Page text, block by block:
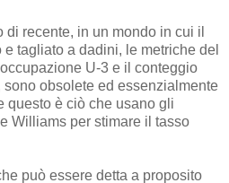
recente, in un mondo in cui il
tagliato a dadini, le metriche del
U-3 e il conteggio
obsolete ed essenzialmente
questo è ciò che usano gli
Williams per stimare il tasso
può essere detta a proposito